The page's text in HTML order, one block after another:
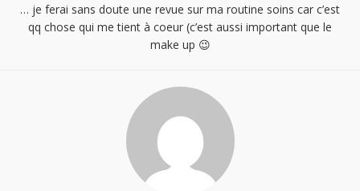
… je ferai sans doute une revue sur ma routine soins car c’est
qq chose qui me tient à coeur (c’est aussi important que le
make up 😉